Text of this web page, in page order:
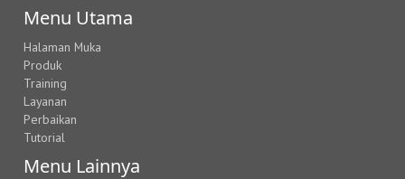
Menu Utama
Halaman Muka
Produk
Training
Layanan
Perbaikan
Tutorial
Menu Lainnya